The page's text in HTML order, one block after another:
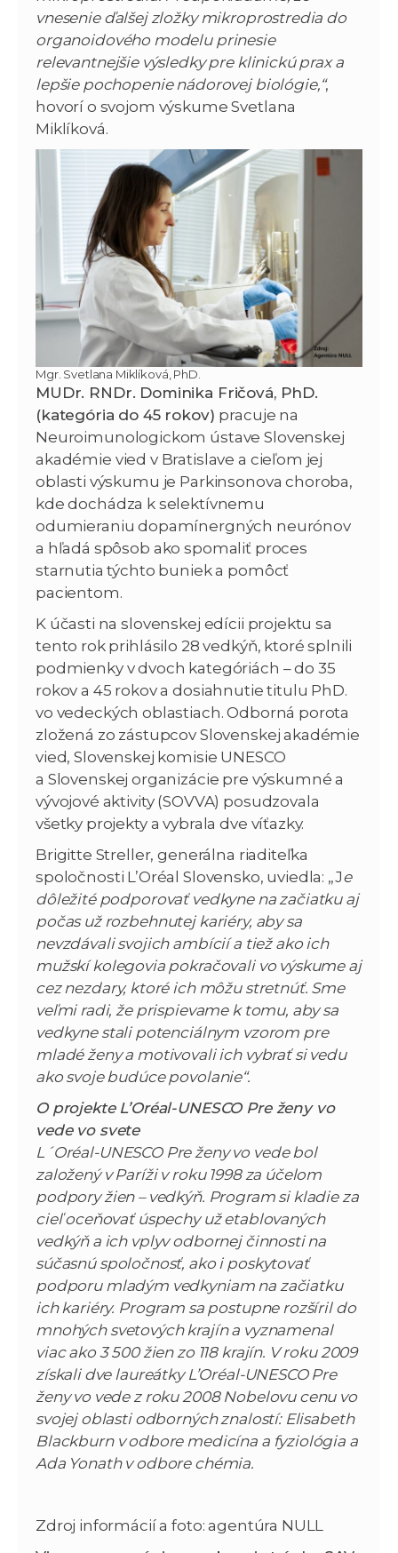
vnesenie ďalšej zložky mikroprostredia do
organoidového modelu prinesie
relevantnejšie výsledky pre klinickú prax a
lepšie pochopenie nádorovej biológie,“,
hovorí o svojom výskume Svetlana
Miklíková.
Mgr. Svetlana Miklíková, PhD.
MUDr. RNDr. Dominika Fričová, PhD.
(kategória do 45 rokov) pracuje na
Neuroimunologickom ústave Slovenskej
akadémie vied v Bratislave a cieľom jej
oblasti výskumu je Parkinsonova choroba,
kde dochádza k selektívnemu
odumieraniu dopamínergných neurónov
a hľadá spôsob ako spomaliť proces
starnutia týchto buniek a pomôcť
pacientom.
K účasti na slovenskej edícii projektu sa
tento rok prihlásilo 28 vedkýň, ktoré splnili
podmienky v dvoch kategóriách – do 35
rokov a 45 rokov a dosiahnutie titulu PhD.
vo vedeckých oblastiach. Odborná porota
zložená zo zástupcov Slovenskej akadémie
vied, Slovenskej komisie UNESCO
a Slovenskej organizácie pre výskumné a
vývojové aktivity (SOVVA) posudzovala
všetky projekty a vybrala dve víťazky.
Brigitte Streller, generálna riaditeľka
spoločnosti L’Oréal Slovensko, uviedla: „Je
dôležité podporovať vedkyne na začiatku aj
počas už rozbehnutej kariéry, aby sa
nevzdávali svojich ambícií a tiež ako ich
mužskí kolegovia pokračovali vo výskume aj
cez nezdary, ktoré ich môžu stretnúť. Sme
veľmi radi, že prispievame k tomu, aby sa
vedkyne stali potenciálnym vzorom pre
mladé ženy a motivovali ich vybrať si vedu
ako svoje budúce povolanie“.
O projekte L’Oréal-UNESCO Pre ženy vo
vede vo svete
L´Oréal-UNESCO Pre ženy vo vede bol
založený v Paríži v roku 1998 za účelom
podpory žien – vedkýň. Program si kladie za
cieľ oceňovať úspechy už etablovaných
vedkýň a ich vplyv odbornej činnosti na
súčasnú spoločnosť, ako i poskytovať
podporu mladým vedkyniam na začiatku
ich kariéry. Program sa postupne rozšíril do
mnohých svetových krajín a vyznamenal
viac ako 3 500 žien zo 118 krajín. V roku 2009
získali dve laureátky L’Oréal-UNESCO Pre
ženy vo vede z roku 2008 Nobelovu cenu vo
svojej oblasti odborných znalostí: Elisabeth
Blackburn v odbore medicína a fyziológia a
Ada Yonath v odbore chémia.
Zdroj informácií a foto: agentúra NULL